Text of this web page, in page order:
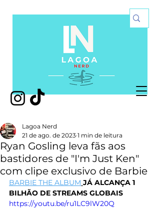
Ryan Gosling leva fãs aos
bastidores de "I'm Just Ken"
com clipe exclusivo de Barbie
Lagoa Nerd
21 de ago. de 2023 1 min de leitura
BARBIE THE ALBUM JÁ ALCANÇA 1
BILHÃO DE STREAMS GLOBAIS
https://youtu.be/ru1LC9lW20Q